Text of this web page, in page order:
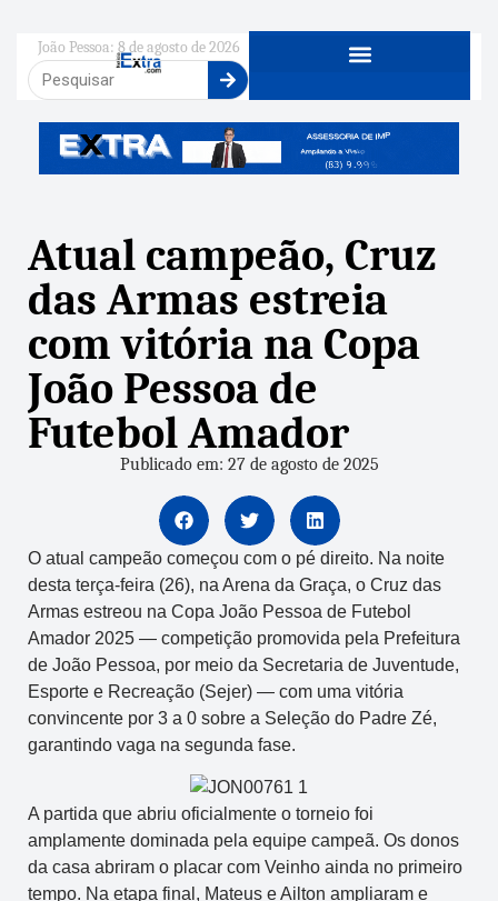
João Pessoa: 8 de agosto de 2026
Atual campeão, Cruz
das Armas estreia
com vitória na Copa
João Pessoa de
Futebol Amador
Publicado em: 27 de agosto de 2025
O atual campeão começou com o pé direito. Na noite
desta terça-feira (26), na Arena da Graça, o Cruz das
Armas estreou na Copa João Pessoa de Futebol
Amador 2025 — competição promovida pela Prefeitura
de João Pessoa, por meio da Secretaria de Juventude,
Esporte e Recreação (Sejer) — com uma vitória
convincente por 3 a 0 sobre a Seleção do Padre Zé,
garantindo vaga na segunda fase.
A partida que abriu oficialmente o torneio foi
amplamente dominada pela equipe campeã. Os donos
da casa abriram o placar com Veinho ainda no primeiro
tempo. Na etapa final, Mateus e Ailton ampliaram e